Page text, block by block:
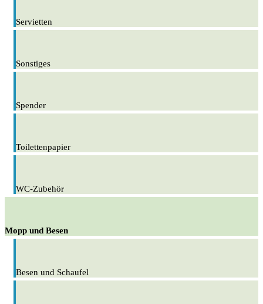
Servietten
Sonstiges
Spender
Toilettenpapier
WC-Zubehör
Mopp und Besen
Besen und Schaufel